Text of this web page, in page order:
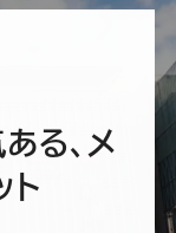
る、メ
ト